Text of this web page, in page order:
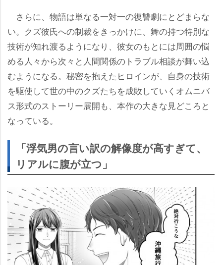
さらに、物語は単なる一対一の復讐劇にとどまらな
い。クズ彼氏への制裁をきっかけに、舞の持つ特別な
技術が知れ渡るようになり、彼女のもとには周囲の悩
める人々から次々と人間関係のトラブル相談が舞い込
むようになる。秘密を抱えたヒロインが、自身の技術
を駆使して世の中のクズたちを成敗していくオムニバ
ス形式のストーリー展開も、本作の大きな見どころと
なっている。
「浮気男の言い訳の解像度が高すぎて、
リアルに腹が立つ」